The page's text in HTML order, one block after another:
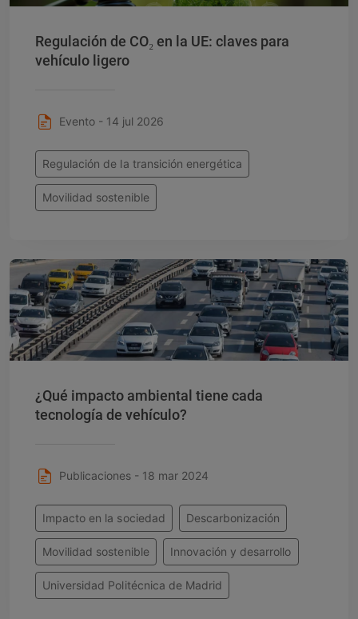
Regulación de CO₂ en la UE: claves para
vehículo ligero
Evento - 14 jul 2026
Regulación de la transición energética
Movilidad sostenible
¿Qué impacto ambiental tiene cada
tecnología de vehículo?
Publicaciones - 18 mar 2024
Impacto en la sociedad Descarbonización
Movilidad sostenible Innovación y desarrollo
Universidad Politécnica de Madrid